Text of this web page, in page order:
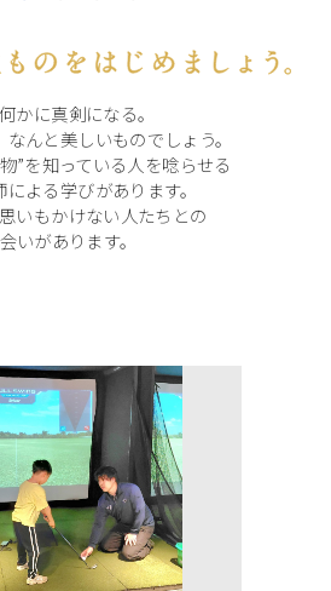
かに真剣になる。
んと美しいものでしょう。
”を知っている人を唸らせる
よる学びがあります。
いもかけない人たちとの
いがあります。